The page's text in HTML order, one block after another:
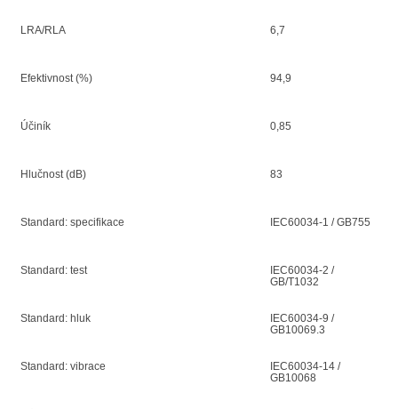
LRA/RLA 6,7
Efektivnost (%) 94,9
Účiník 0,85
Hlučnost (dB) 83
Standard: specifikace IEC60034-1 / GB755
Standard: test
IEC60034-2 /
GB/T1032
Standard: hluk
IEC60034-9 /
GB10069.3
Standard: vibrace
IEC60034-14 /
GB10068